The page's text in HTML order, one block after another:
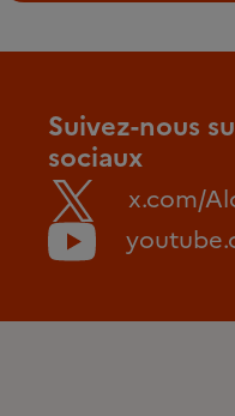
Suivez-nous
sociaux
x.com/